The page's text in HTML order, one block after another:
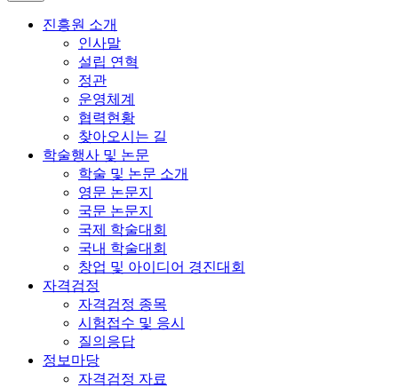
진흥원 소개
인사말
설립 연혁
정관
운영체계
협력현황
찾아오시는 길
학술행사 및 논문
학술 및 논문 소개
영문 논문지
국문 논문지
국제 학술대회
국내 학술대회
창업 및 아이디어 경진대회
자격검정
자격검정 종목
시험접수 및 응시
질의응답
정보마당
자격검정 자료